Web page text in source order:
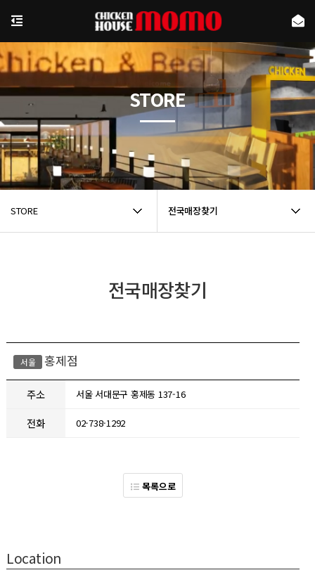
STORE 전국매장찾기
STORE
전국매장찾기
서울 홍제점
주소 서울 서대문구 홍제동 137-16
전화 02-738-1292
목록으로
Location